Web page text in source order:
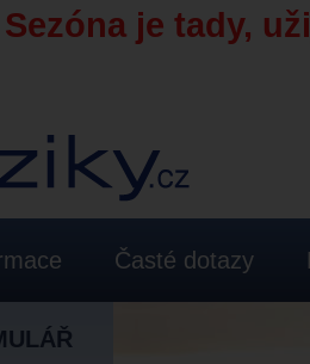
Sezóna je tady,
Časté dotazy